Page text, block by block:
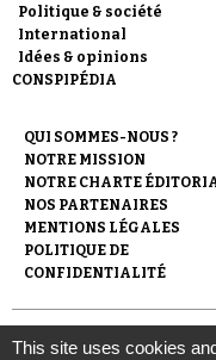
Politique & société
International
Idées & opinions
CONSPIPÉDIA
QUI SOMMES-NOUS ?
NOTRE MISSION
NOTRE CHARTE
NOS PARTENAIRES
MENTIONS LÉGALES
POLITIQUE DE
CONFIDENTIALITÉ
© 2007- 2026
l'Observatoire du
This site uses cookies